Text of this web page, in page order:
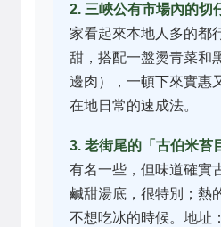
2. 三峽公有市場內的切
家看起來本地人多的都
甜，搭配一盤燙青菜和
邊肉），一頓下來實惠
在地日常的速成法。
3. 老街尾的「古伯米苔
有名一些，但味道確實
鹹甜湯底，很特別；熱
不想吃冰的時候。地址